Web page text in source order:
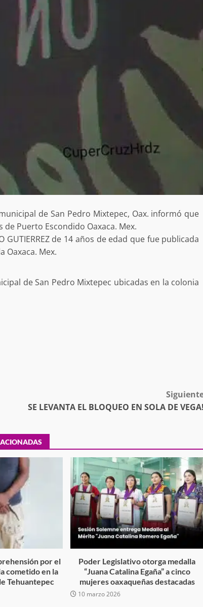
de San Pedro Mixtepec, Oax. informó que
Puerto Escondido Oaxaca. Mex.
GUTIERREZ de 14 años de edad que fue publicada
Oaxaca. Mex.
de San Pedro Mixtepec ubicadas en la colonia
SE LEVANTA EL BLOQUEO EN SOLA DE VEGA!
por el
cometido en la
Tehuantepec
Poder Legislativo otorga medalla
“Juana Catalina Egaña” a cinco
mujeres oaxaqueñas destacadas
10 marzo 2026
¡Histórico! Bukele elimina el presupuesto a
los partidos políticos.
30 enero 2025
Juan
Avanza con orden y tranquilidad el
proceso electoral extraordinario de
Santiago Xanica: Jesús Romero
admin 7 agosto 2026
Sur
y
Detienen a Ernesto Ruffo en Baja
Ejecuta orden de aprehensión por
delito de pederastia cometido en
región del Istmo de Tehuantepec
22 junio 2026
con
en la
Secretaría de Gobierno refuerza